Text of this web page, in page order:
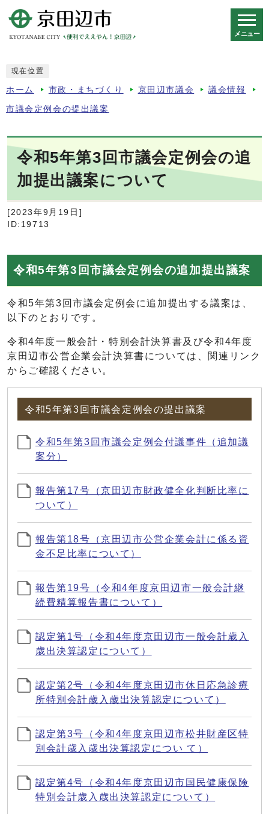
メニュー
現在位置
ホーム 市政・まちづくり 京田辺市議会 議会情報
市議会定例会の提出議案
令和5年第3回市議会定例会の追
加提出議案について
[2023年9月19日]
ID:19713
令和5年第3回市議会定例会の追加提出議案
令和5年第3回市議会定例会に追加提出する議案は、
以下のとおりです。
令和4年度一般会計・特別会計決算書及び令和4年度
京田辺市公営企業会計決算書については、関連リンク
からご確認ください。
令和5年第3回市議会定例会の提出議案
令和5年第3回市議会定例会付議事件（追加議
案分）
報告第17号（京田辺市財政健全化判断比率に
ついて）
報告第18号（京田辺市公営企業会計に係る資
金不足比率について）
報告第19号（令和4年度京田辺市一般会計継
続費精算報告書について）
認定第1号（令和4年度京田辺市一般会計歳入
歳出決算認定について）
認定第2号（令和4年度京田辺市休日応急診療
所特別会計歳入歳出決算認定について）
認定第3号（令和4年度京田辺市松井財産区特
別会計歳入歳出決算認定につい て）
認定第4号（令和4年度京田辺市国民健康保険
特別会計歳入歳出決算認定について）